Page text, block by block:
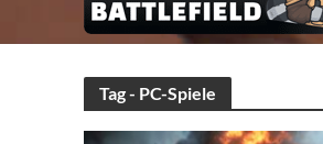
Tag - PC-Spiele